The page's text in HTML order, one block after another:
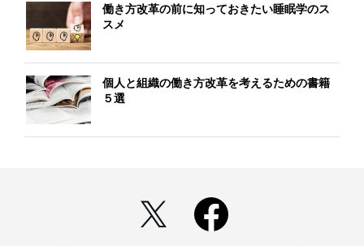
働き方改革の前に知っておきたい睡眠学のス
スメ
個人と組織の働き方改革を考えるための書籍
５選